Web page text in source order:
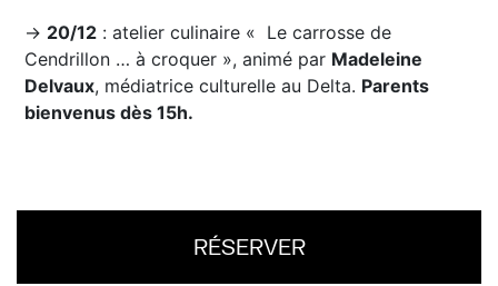
→ 20/12 : atelier culinaire « Le carrosse de
Cendrillon … à croquer », animé par Madeleine
Delvaux, médiatrice culturelle au Delta. Parents
bienvenus dès 15h.
RÉSERVER